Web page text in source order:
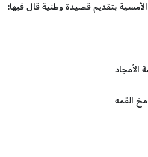
بتقديم قصيدة وطنية قال فيها:
الأمجاد
القمه